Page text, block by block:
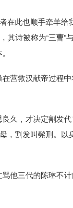
在此也顺手牵羊给
，其诗被称为“三曹”
营救汉献帝过程
久，才决定割发
，割发叫髡刑。
他三代的陈琳不